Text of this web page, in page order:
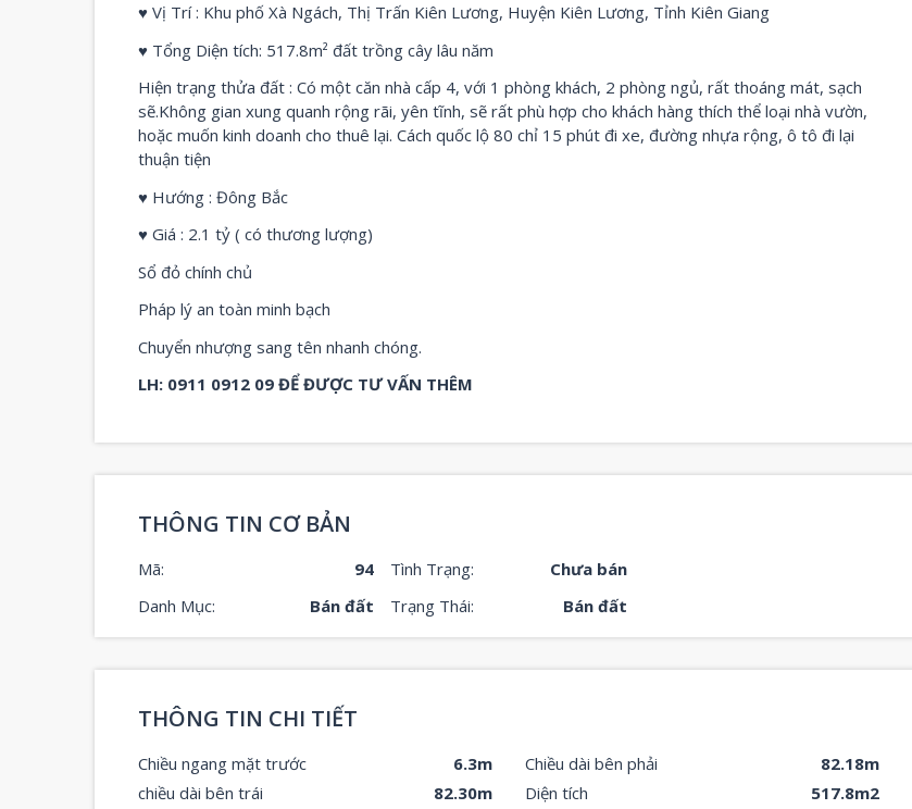
♥ Vị Trí : Khu phố Xà Ngách, Thị Trấn Kiên Lương, Huyện Kiên Lương, Tỉnh Kiên Giang
♥ Tổng Diện tích: 517.8m² đất trồng cây lâu năm
Hiện trạng thửa đất : Có một căn nhà cấp 4, với 1 phòng khách, 2 phòng ngủ, rất thoáng mát, sạch
sẽ.Không gian xung quanh rộng rãi, yên tĩnh, sẽ rất phù hợp cho khách hàng thích thể loại nhà vườn,
hoặc muốn kinh doanh cho thuê lại. Cách quốc lộ 80 chỉ 15 phút đi xe, đường nhựa rộng, ô tô đi lại
thuận tiện
♥ Hướng : Đông Bắc
♥ Giá : 2.1 tỷ ( có thương lượng)
Sổ đỏ chính chủ
Pháp lý an toàn minh bạch
Chuyển nhượng sang tên nhanh chóng.
LH: 0911 0912 09 ĐỂ ĐƯỢC TƯ VẤN THÊM
THÔNG TIN CƠ BẢN
Mã:
94
Danh Mục:
Bán đất
Tình Trạng:
Chưa bán
Trạng Thái:
Bán đất
THÔNG TIN CHI TIẾT
Chiều ngang mặt trước 6.3m Chiều dài bên phải
82.18m
chiều dài bên trái
82.30m Diện tích
517.8m2